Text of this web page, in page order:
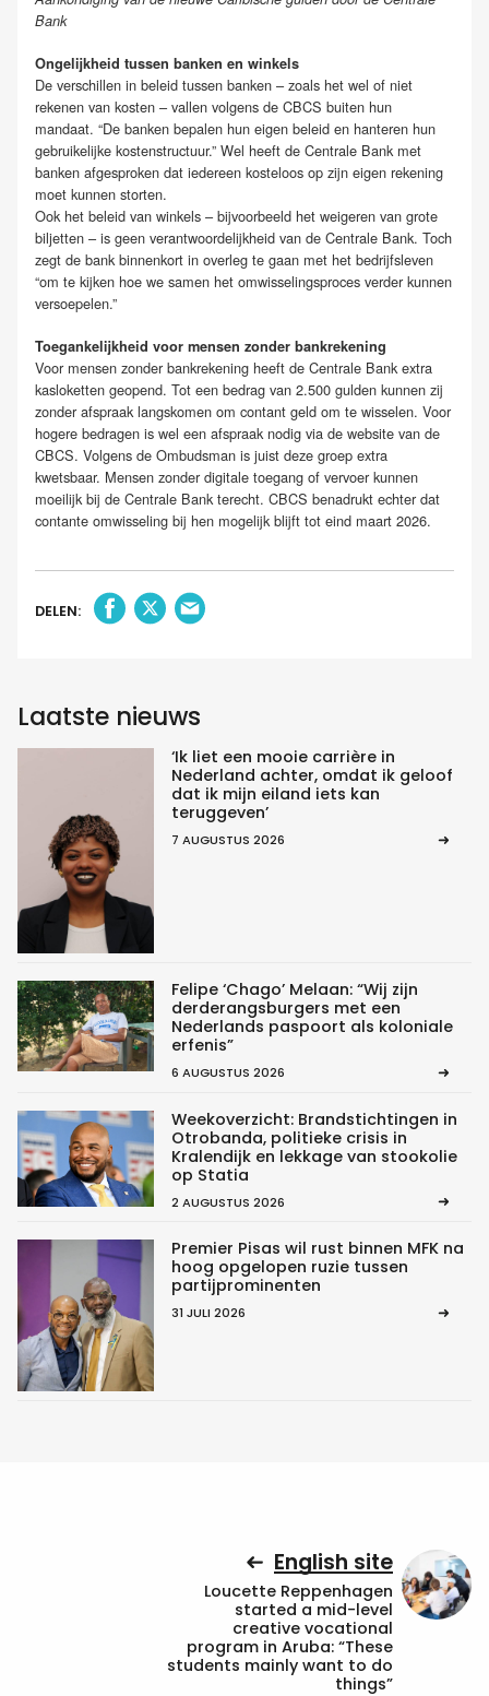
Bank
Ongelijkheid tussen banken en winkels
De verschillen in beleid tussen banken – zoals het wel of niet
rekenen van kosten – vallen volgens de CBCS buiten hun
mandaat. “De banken bepalen hun eigen beleid en hanteren hun
gebruikelijke kostenstructuur.” Wel heeft de Centrale Bank met
banken afgesproken dat iedereen kosteloos op zijn eigen rekening
moet kunnen storten.
Ook het beleid van winkels – bijvoorbeeld het weigeren van grote
biljetten – is geen verantwoordelijkheid van de Centrale Bank. Toch
zegt de bank binnenkort in overleg te gaan met het bedrijfsleven
“om te kijken hoe we samen het omwisselingsproces verder kunnen
versoepelen.”
Toegankelijkheid voor mensen zonder bankrekening
Voor mensen zonder bankrekening heeft de Centrale Bank extra
kasloketten geopend. Tot een bedrag van 2.500 gulden kunnen zij
zonder afspraak langskomen om contant geld om te wisselen. Voor
hogere bedragen is wel een afspraak nodig via de website van de
CBCS. Volgens de Ombudsman is juist deze groep extra
kwetsbaar. Mensen zonder digitale toegang of vervoer kunnen
moeilijk bij de Centrale Bank terecht. CBCS benadrukt echter dat
contante omwisseling bij hen mogelijk blijft tot eind maart 2026.
DELEN:
Laatste nieuws
‘Ik liet een mooie carrière in
Nederland achter, omdat ik geloof
dat ik mijn eiland iets kan
teruggeven’
7 AUGUSTUS 2026
Felipe ‘Chago’ Melaan: “Wij zijn
derderangsburgers met een
Nederlands paspoort als koloniale
erfenis”
6 AUGUSTUS 2026
Weekoverzicht: Brandstichtingen in
Otrobanda, politieke crisis in
Kralendijk en lekkage van stookolie
op Statia
2 AUGUSTUS 2026
Premier Pisas wil rust binnen MFK na
hoog opgelopen ruzie tussen
partijprominenten
31 JULI 2026
English site
Loucette Reppenhagen
started a mid-level
creative vocational
program in Aruba: “These
students mainly want to do
things”